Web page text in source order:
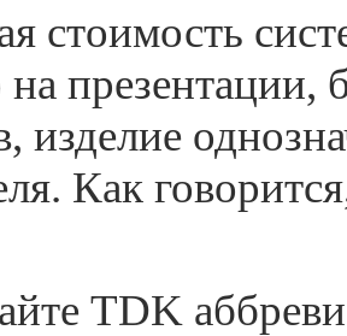
стоимость
презентации,
изделие
Как
TDK